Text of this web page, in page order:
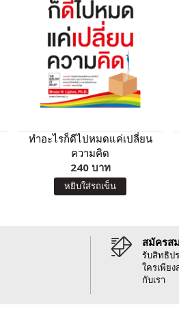
ทำอะไรก็ดีไปหมดแค่เปลี่ยน
ความคิด
240 บาท
หยิบใส่รถเข็น
สมัครส
รับสิทธิป
ใครเพีย
กับเรา